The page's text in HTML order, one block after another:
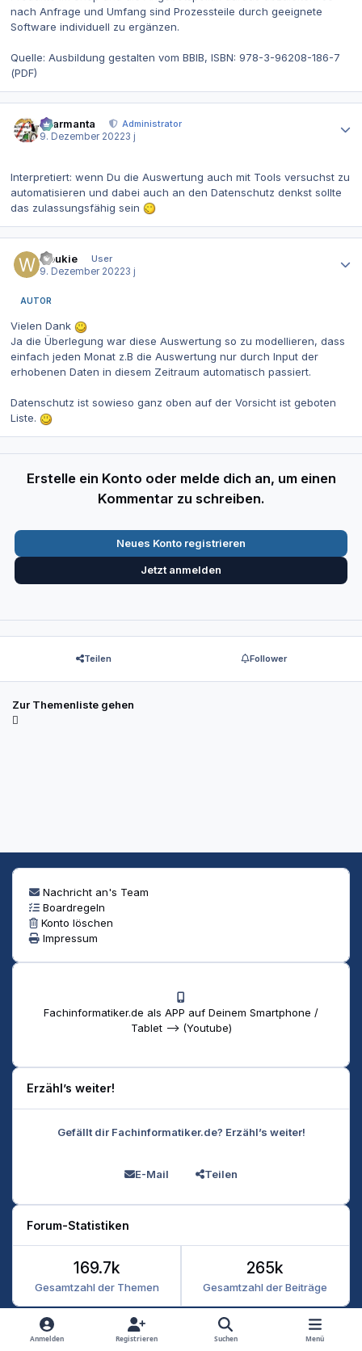
nach Anfrage und Umfang sind Prozessteile durch geeignete
Software individuell zu ergänzen.
Quelle: Ausbildung gestalten vom BBIB, ISBN: 978-3-96208-186-7
(PDF)
charmanta
Administrator
9. Dezember 20223 j
Interpretiert: wenn Du die Auswertung auch mit Tools versuchst zu
automatisieren und dabei auch an den Datenschutz denkst sollte
das zulassungsfähig sein
woukie
User
9. Dezember 20223 j
AUTOR
Vielen Dank
Ja die Überlegung war diese Auswertung so zu modellieren, dass
einfach jeden Monat z.B die Auswertung nur durch Input der
erhobenen Daten in diesem Zeitraum automatisch passiert.
Datenschutz ist sowieso ganz oben auf der Vorsicht ist geboten
Liste.
Erstelle ein Konto oder melde dich an, um einen
Kommentar zu schreiben.
Neues Konto registrieren
Jetzt anmelden
Teilen Follower
Zur Themenliste gehen
Nachricht an's Team
Boardregeln
Konto löschen
Impressum
Fachinformatiker.de als APP auf Deinem Smartphone /
Tablet --> (Youtube)
Erzähl’s weiter!
Gefällt dir Fachinformatiker.de? Erzähl’s weiter!
E-Mail Teilen
Forum-Statistiken
Gesamtzahl der Themen
169.7k
Gesamtzahl der Beiträge
265k
Heller Modus
Dunkler Modus
Systemeinstellung
Anmelden Registrieren Suchen Menü